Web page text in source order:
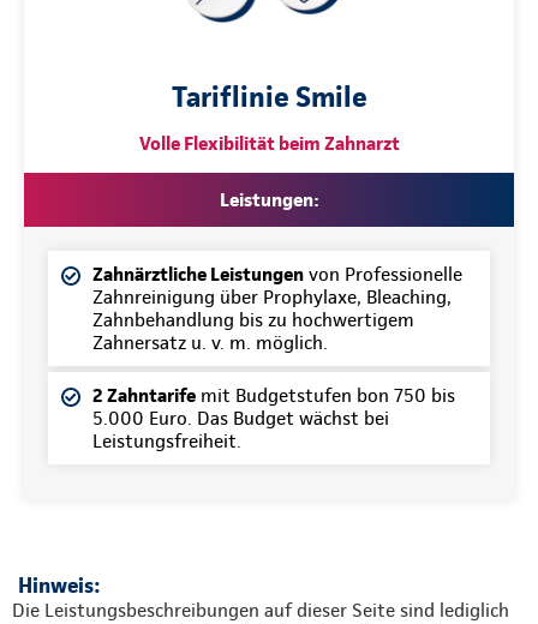
Tariflinie Smile
Volle Flexibilität beim Zahnarzt
Leistungen:
Zahnärztliche Leistungen von Professionelle
Zahnreinigung über Prophylaxe, Bleaching,
Zahnbehandlung bis zu hochwertigem
Zahnersatz u. v. m. möglich.
2 Zahntarife mit Budgetstufen bon 750 bis
5.000 Euro. Das Budget wächst bei
Leistungsfreiheit.
Hinweis:
Die Leistungsbeschreibungen auf dieser Seite sind lediglich